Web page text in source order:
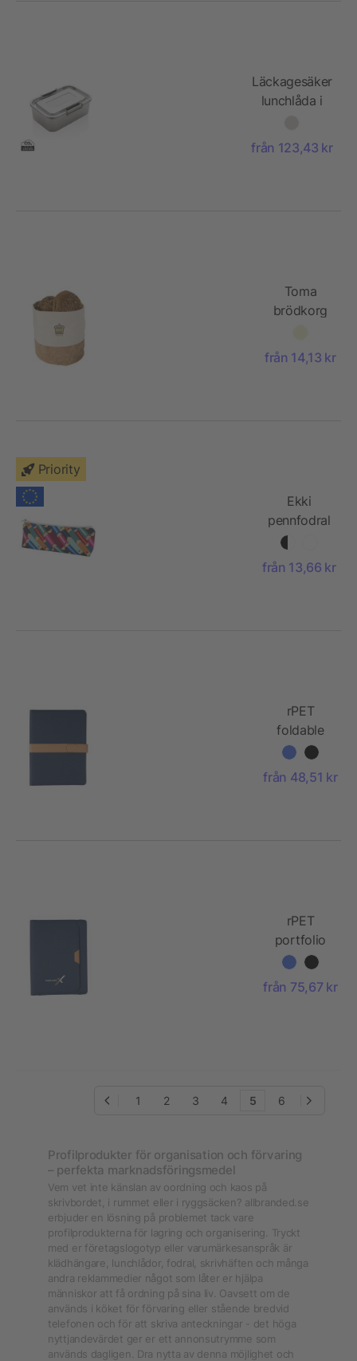
Läckagesäker
lunchlåda i
återvunnen
S/S
från 123,43 kr
Toma
brödkorg
från 14,13 kr
Priority
Ekki
pennfodral
med
sublimering
av RPET
från 13,66 kr
rPET
foldable
portfolio
A4 Sven
från 48,51 kr
rPET
portfolio
A4 Jasmin
från 75,67 kr
1 2 3 4 5 6
Profilprodukter för organisation och förvaring
– perfekta marknadsföringsmedel
Vem vet inte känslan av oordning och kaos på
skrivbordet, i rummet eller i ryggsäcken? allbranded.se
erbjuder en lösning på problemet tack vare
profilprodukterna för lagring och organisering. Tryckt
med er företagslogotyp eller varumärkesanspråk är
klädhängare, lunchlådor, fodral, skrivhäften och många
andra reklammedier något som låter er hjälpa
människor att få ordning på sina liv. Oavsett om de
används i köket för förvaring eller stående bredvid
telefonen och för att skriva anteckningar - det höga
nyttjandevärdet ger er ett annonsutrymme som
används dagligen. Dra nytta av denna möjlighet och